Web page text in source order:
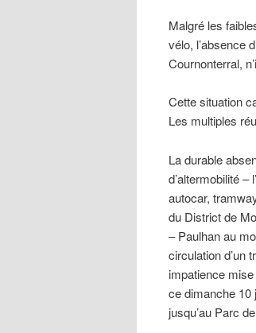
Malgré les
vélo, l’absence
Cournonterral,
Cette situation
Les multiples
La durable
d’altermobilité
autocar,
du District de
– Paulhan au
circulation d’un
impatience
ce dimanche 10
jusqu’au Parc